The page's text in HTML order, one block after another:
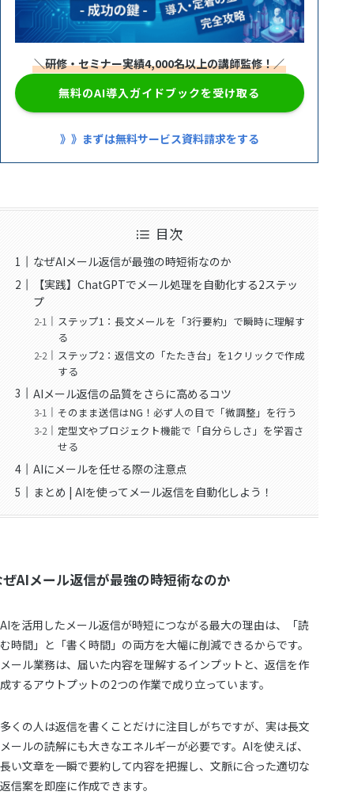
＼研修・セミナー実績4,000名以上の講師監修！／
無料のAI導入ガイドブックを受け取る
》》まずは無料サービス資料請求をする
目次
なぜAIメール返信が最強の時短術なのか
【実践】ChatGPTでメール処理を自動化する2ステッ
プ
ステップ1：長文メールを「3行要約」で瞬時に理解す
る
ステップ2：返信文の「たたき台」を1クリックで作成
する
AIメール返信の品質をさらに高めるコツ
そのまま送信はNG！必ず人の目で「微調整」を行う
定型文やプロジェクト機能で「自分らしさ」を学習さ
せる
AIにメールを任せる際の注意点
まとめ | AIを使ってメール返信を自動化しよう！
AIメール返信が最強の時短術なのか
AIを活用したメール返信が時短につながる最大の理由は、「読
む時間」と「書く時間」の両方を大幅に削減できるからです。
メール業務は、届いた内容を理解するインプットと、返信を作
成するアウトプットの2つの作業で成り立っています。
多くの人は返信を書くことだけに注目しがちですが、実は長文
メールの読解にも大きなエネルギーが必要です。AIを使えば、
長い文章を一瞬で要約して内容を把握し、文脈に合った適切な
返信案を即座に作成できます。